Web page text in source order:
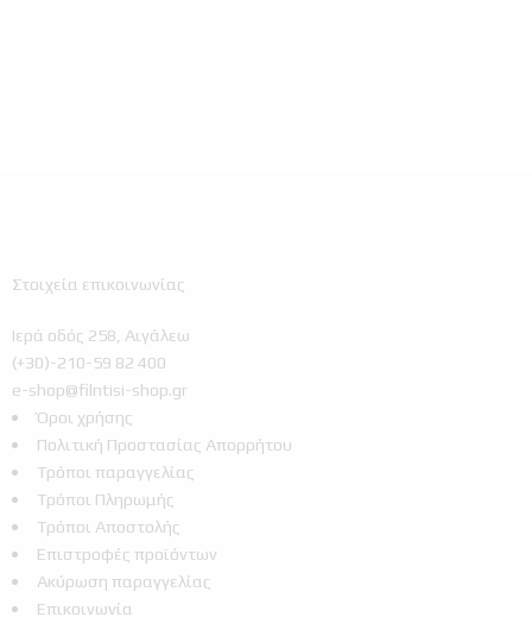
Στοιχεία επικοινωνίας
Ιερά οδός 258, Αιγάλεω
(+30)-210-59 82 400
e-shop@filntisi-shop.gr
Όροι χρήσης
Πολιτική Προστασίας Απορρήτου
Τρόποι παραγγελίας
Τρόποι Πληρωμής
Τρόποι Αποστολής
Επιστροφές προϊόντων
Ακύρωση παραγγελίας
Επικοινωνία